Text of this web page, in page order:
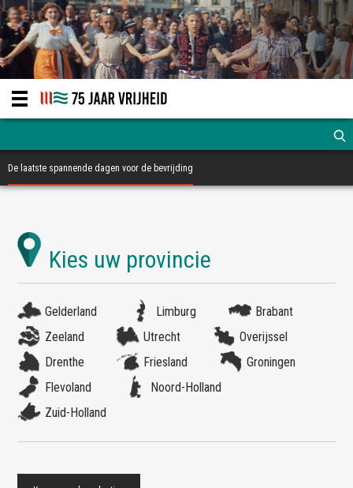
De laatste spannende dagen voor de bevrijding
Gelderland Limburg
Brabant
Zeeland
Utrecht
Overijssel
Drenthe
Friesland
Groningen
Flevoland
Noord-Holland
Zuid-Holland